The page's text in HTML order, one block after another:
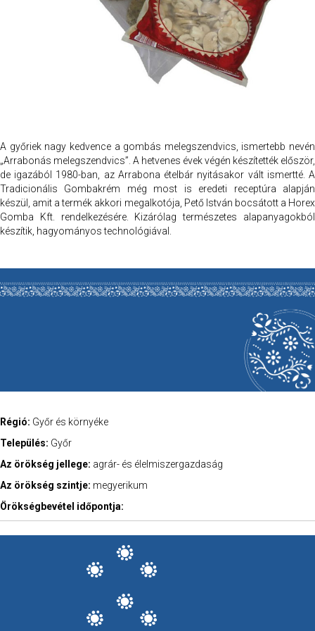
A győriek nagy kedvence a gombás melegszendvics, ismertebb nevén
„Arrabonás melegszendvics”. A hetvenes évek végén készítették először,
de igazából 1980-ban, az Arrabona ételbár nyitásakor vált ismertté. A
Tradicionális Gombakrém még most is eredeti receptúra alapján
készül, amit a termék akkori megalkotója, Pető István bocsátott a Horex
Gomba Kft. rendelkezésére. Kizárólag természetes alapanyagokból
készítik, hagyományos technológiával.
Régió: Győr és környéke
Település: Győr
Az örökség jellege: agrár- és élelmiszergazdaság
Az örökség szintje: megyerikum
Örökségbevétel időpontja: